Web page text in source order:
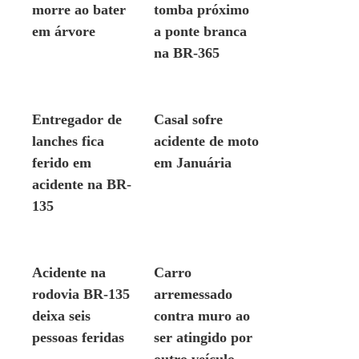
morre ao bater
em árvore
tomba próximo
a ponte branca
na BR-365
Entregador de
lanches fica
ferido em
acidente na BR-
135
Casal sofre
acidente de moto
em Januária
Acidente na
rodovia BR-135
deixa seis
pessoas feridas
Carro
arremessado
contra muro ao
ser atingido por